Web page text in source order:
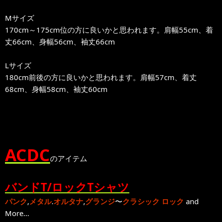
Mサイズ
170cm～175cm位の方に良いかと思われます。肩幅55cm、着
丈66cm、身幅56cm、袖丈66cm
Lサイズ
180cm前後の方に良いかと思われます。肩幅57cm、着丈
68cm、身幅58cm、袖丈60cm
ACDCのアイテム
バンドT/ロックTシャツ
パンク,メタル.オルタナ,グランジ〜クラシック ロック and
More...